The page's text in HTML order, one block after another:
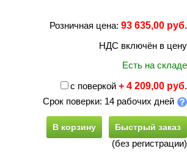
Розничная цена: 93 635,00 руб.
НДС включён в цену
Есть на складе
с поверкой + 4 209,00 руб.
Срок поверки: 14 рабочих дней
В корзину Быстрый заказ
(без регистрации)